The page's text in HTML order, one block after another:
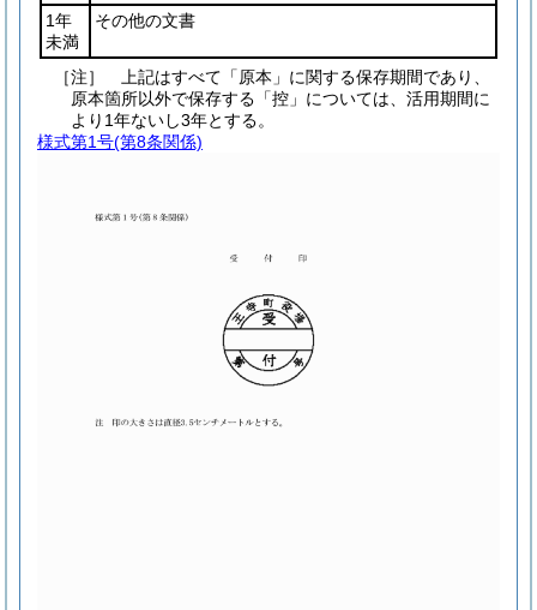
1年
未満
その他の文書
［注］ 上記はすべて「原本」に関する保存期間であり、
原本箇所以外で保存する「控」については、活用期間に
より1年ないし3年とする。
様式第1号(第8条関係)